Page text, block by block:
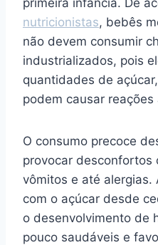
nutricionistas, bebês
não devem consumir
industrializados, pois
quantidades de
podem causar reações
O consumo precoce
provocar desconfortos
vômitos e até
com o açúcar desde
o desenvolvimento de
pouco saudáveis e